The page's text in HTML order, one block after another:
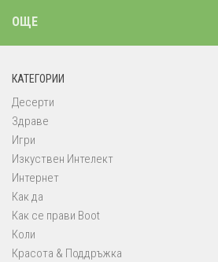
ОЩЕ
КАТЕГОРИИ
Десерти
Здраве
Игри
Изкуствен Интелект
Интернет
Как да
Как се прави Boot
Коли
Красота & Поддръжка